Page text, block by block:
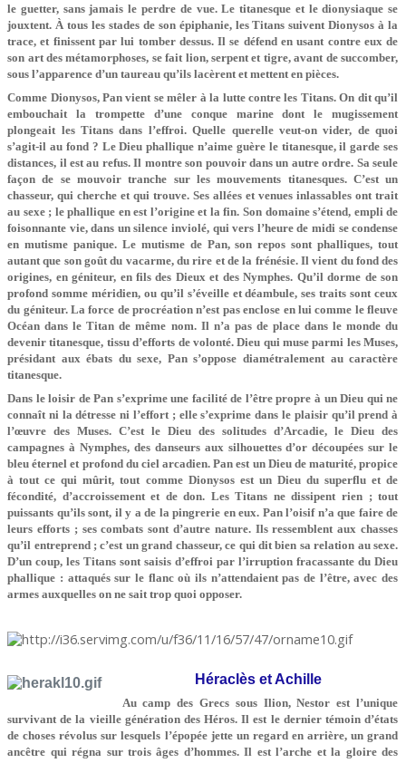
le guetter, sans jamais le perdre de vue. Le titanesque et le dionysiaque se
jouxtent. À tous les stades de son épiphanie, les Titans suivent Dionysos à la
trace, et finissent par lui tomber dessus. Il se défend en usant contre eux de
son art des métamorphoses, se fait lion, serpent et tigre, avant de succomber,
sous l’apparence d’un taureau qu’ils lacèrent et mettent en pièces.
Comme Dionysos, Pan vient se mêler à la lutte contre les Titans. On dit qu’il
embouchait la trompette d’une conque marine dont le mugissement
plongeait les Titans dans l’effroi. Quelle querelle veut-on vider, de quoi
s’agit-il au fond ? Le Dieu phallique n’aime guère le titanesque, il garde ses
distances, il est au refus. Il montre son pouvoir dans un autre ordre. Sa seule
façon de se mouvoir tranche sur les mouvements titanesques. C’est un
chasseur, qui cherche et qui trouve. Ses allées et venues inlassables ont trait
au sexe ; le phallique en est l’origine et la fin. Son domaine s’étend, empli de
foisonnante vie, dans un silence inviolé, qui vers l’heure de midi se condense
en mutisme panique. Le mutisme de Pan, son repos sont phalliques, tout
autant que son goût du vacarme, du rire et de la frénésie. Il vient du fond des
origines, en géniteur, en fils des Dieux et des Nymphes. Qu’il dorme de son
profond somme méridien, ou qu’il s’éveille et déambule, ses traits sont ceux
du géniteur. La force de procréation n’est pas enclose en lui comme le fleuve
Océan dans le Titan de même nom. Il n’a pas de place dans le monde du
devenir titanesque, tissu d’efforts de volonté. Dieu qui muse parmi les Muses,
présidant aux ébats du sexe, Pan s’oppose diamétralement au caractère
titanesque.
Dans le loisir de Pan s’exprime une facilité de l’être propre à un Dieu qui ne
connaît ni la détresse ni l’effort ; elle s’exprime dans le plaisir qu’il prend à
l’œuvre des Muses. C’est le Dieu des solitudes d’Arcadie, le Dieu des
campagnes à Nymphes, des danseurs aux silhouettes d’or découpées sur le
bleu éternel et profond du ciel arcadien. Pan est un Dieu de maturité, propice
à tout ce qui mûrit, tout comme Dionysos est un Dieu du superflu et de
fécondité, d’accroissement et de don. Les Titans ne dissipent rien ; tout
puissants qu’ils sont, il y a de la pingrerie en eux. Pan l’oisif n’a que faire de
leurs efforts ; ses combats sont d’autre nature. Ils ressemblent aux chasses
qu’il entreprend ; c’est un grand chasseur, ce qui dit bien sa relation au sexe.
D’un coup, les Titans sont saisis d’effroi par l’irruption fracassante du Dieu
phallique : attaqués sur le flanc où ils n’attendaient pas de l’être, avec des
armes auxquelles on ne sait trop quoi opposer.
Héraclès et Achille
Au camp des Grecs sous Ilion, Nestor est l’unique
survivant de la vieille génération des Héros. Il est le dernier témoin d’états
de choses révolus sur lesquels l’épopée jette un regard en arrière, un grand
ancêtre qui régna sur trois âges d’hommes. Il est l’arche et la gloire des